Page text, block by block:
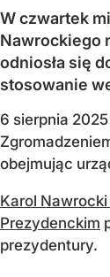
W czwartek
Nawrockiego
odniosła się
stosowanie
6 sierpnia
obejmując
Karol
Prezydenckim
prezydentury.